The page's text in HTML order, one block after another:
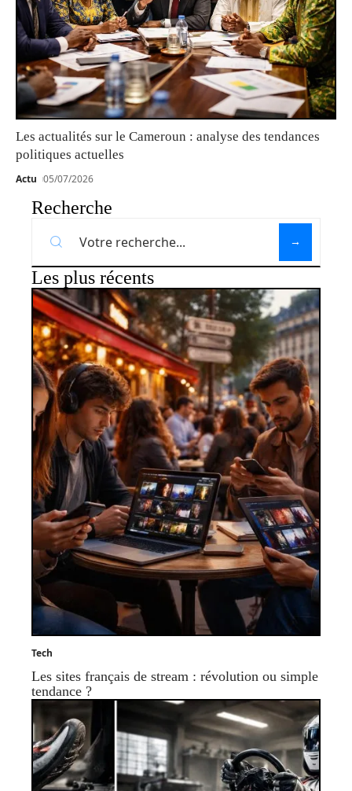
Les actualités sur le Cameroun : analyse des tendances
politiques actuelles
Actu 05/07/2026
Recherche
Les plus récents
Tech
Les sites français de stream : révolution ou simple
tendance ?